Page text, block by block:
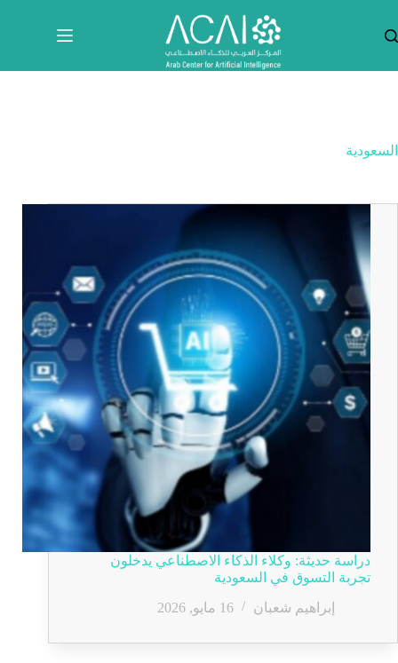
المحتوى
السعودية
دراسة حديثة: وكلاء الذكاء الاصطناعي يدخلون
تجربة التسوق في السعودية
إبراهيم شعبان
16 مايو, 2026